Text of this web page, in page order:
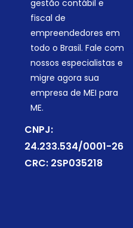
gestão contábil e
fiscal de
empreendedores em
todo o Brasil. Fale com
nossos especialistas e
migre agora sua
empresa de MEI para
ME.
CNPJ:
24.233.534/0001-26
CRC: 2SP035218